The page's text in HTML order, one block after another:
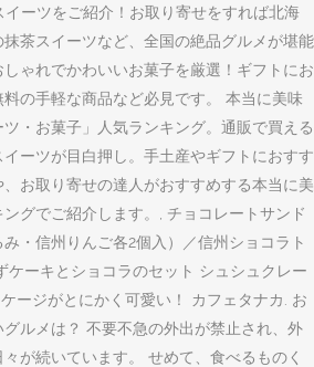
イーツをご紹介！お取り寄せをすれば北海
茶スイーツなど、全国の絶品グルメが堪能
ゃれでかわいいお菓子を厳選！ギフトにお
の手軽な商品など必見です。 本当に美味
・お菓子」人気ランキング。通販で買える
ーツが目白押し。手土産やギフトにおすす
お取り寄せの達人がおすすめする本当に美
グでご紹介します。, チョコレートサンド
み・信州りんご各2個入）／信州ショコラト
ケーキとショコラのセット シュシュクレー
ージがとにかく可愛い！ カフェタナカ. お
ルメは？ 不要不急の外出が禁止され、外
が続いています。 せめて、食べるものく